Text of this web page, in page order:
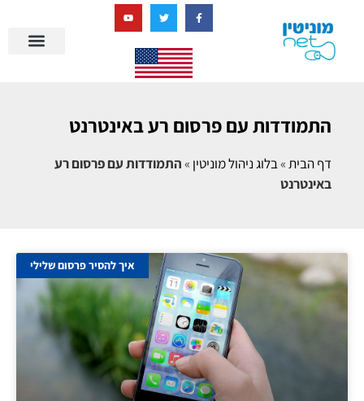
התמודדות עם פרסום רע באינטרנט
דף הבית»בלוג ניהול מוניטין »התמודדות עם פרסום רע
באינטרנט
איך להסיר פרסום שלילי